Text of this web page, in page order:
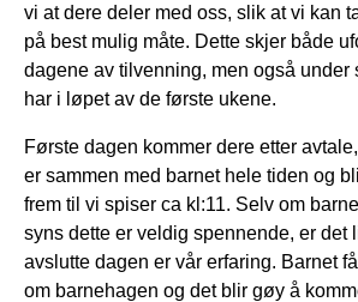
vi at dere deler med oss, slik at vi kan
på best mulig måte. Dette skjer både
dagene av tilvenning, men også under
har i løpet av de første ukene.
Første dagen kommer dere etter
er sammen med barnet hele tiden og
frem til vi spiser ca kl:11. Selv om
syns dette er veldig spennende, er det
avslutte dagen er vår erfaring. Barnet
om barnehagen og det blir gøy å